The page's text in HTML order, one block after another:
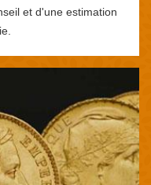
et d'une estimation